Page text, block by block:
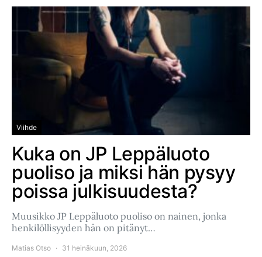
Viihde
Kuka on JP Leppäluoto
puoliso ja miksi hän pysyy
poissa julkisuudesta?
Muusikko JP Leppäluoto puoliso on nainen, jonka
henkilöllisyyden hän on pitänyt…
Matias Otso 31 heinäkuun, 2026